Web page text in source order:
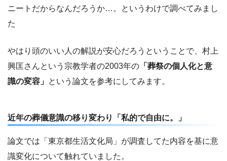
ニートだからなんだろうか…。というわけで調べてみまし
た
やはり頭のいい人の解説が安心だろうということで、村上
興匡さんという宗教学者の2003年の 「葬祭の個人化と意
識の変容」 という論文を参考にしてみます。
近年の葬儀意識の移り変わり「私的で自由に。」
論文では「東京都生活文化局」が調査してた内容を基に意
識変化について触れていました。